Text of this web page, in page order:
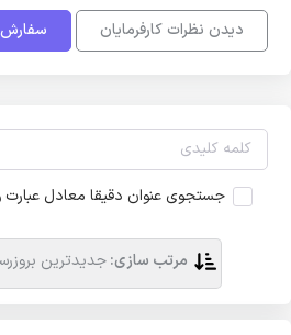
دیدن نظرات کارفرمایان سفارش
جستجوی عنوان دقیقا معادل عبارت
مرتب سازی:جدیدترین